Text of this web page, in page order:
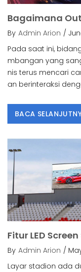
By Admin Arion /
Pada saat ini,
mbangan yang
nis terus mencari
an berinteraksi
BACA
Fitur LED
By Admin Arion /
Layar stadion ada